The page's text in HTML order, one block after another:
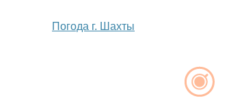
Погода г. Шахты